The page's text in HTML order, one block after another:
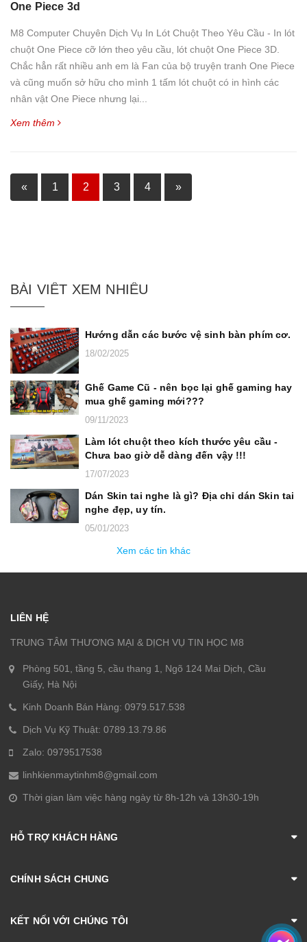
One Piece 3d
M8 Computer Chuyên Dịch Vụ In Lót Chuột Theo Yêu Cầu - In lót
chuột One Piece cỡ lớn theo yêu cầu, lót chuột One Piece 3D.
Chắc hẳn rất nhiều anh em là Fan của bộ truyện tranh One Piece
và cũng muốn sở hữu cho mình 1 tấm lót chuột có in hình các
nhân vật One Piece nhưng lại...
Xem thêm
« 1 2 3 4 »
BÀI VIẾT XEM NHIỀU
Hướng dẫn các bước vệ sinh bàn phím cơ.
18/02/2025
Ghế Game Cũ - nên bọc lại ghế gaming hay
mua ghế gaming mới???
09/11/2023
Làm lót chuột theo kích thước yêu cầu -
Chưa bao giờ dễ dàng đến vậy !!!
17/07/2023
Dán Skin tai nghe là gì? Địa chỉ dán Skin tai
nghe đẹp, uy tín.
05/01/2023
Xem các tin khác
LIÊN HỆ
TRUNG TÂM THƯƠNG MẠI & DỊCH VỤ TIN HỌC M8
Phòng 501, tầng 5, cầu thang 1, Ngõ 124 Mai Dịch, Cầu
Giấy, Hà Nội
Kinh Doanh Bán Hàng: 0979.517.538
Dịch Vụ Kỹ Thuật: 0789.13.79.86
Zalo: 0979517538
linhkienmaytinhm8@gmail.com
Thời gian làm việc hàng ngày từ 8h-12h và 13h30-19h
HỖ TRỢ KHÁCH HÀNG
CHÍNH SÁCH CHUNG
KẾT NỐI VỚI CHÚNG TÔI